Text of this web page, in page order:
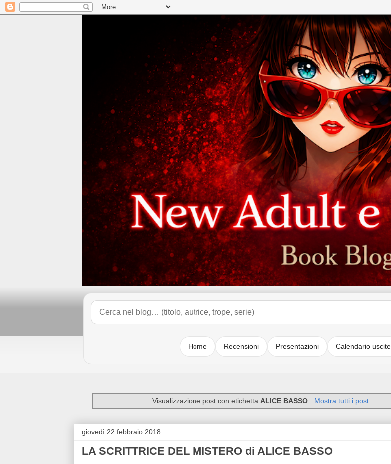
Home Recensioni Presentazioni Calendario uscite
Visualizzazione post con etichetta ALICE BASSO. Mostra tutti i post
giovedì 22 febbraio 2018
LA SCRITTRICE DEL MISTERO di ALICE BASSO